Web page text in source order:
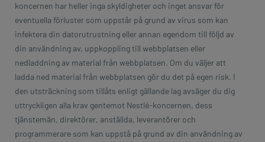
koncernen har heller inga skyldigheter och inget ansvar för
eventuella förluster som uppstår på grund av virus som kan
infektera din datorutrustning eller annan egendom till följd av
din användning av, uppkoppling till webbplatsen eller
nedladdning av material från webbplatsen. Om du väljer att
ladda ned material från webbplatsen gör du det på egen risk. I
den utsträckning som tillåts enligt gällande lag avsäger du dig
uttryckligen alla krav gentemot Nestlé-koncernen, dess
tjänstemän, direktörer, anställda, leverantörer och
programmerare som kan uppstå på grund av din användning av